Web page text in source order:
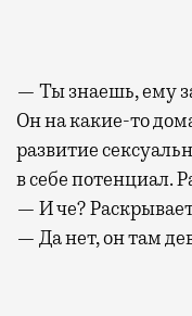
— Ты знаешь, ему
Он на какие-то
развитие
в себе потенциал.
— И че?
— Да нет, он там